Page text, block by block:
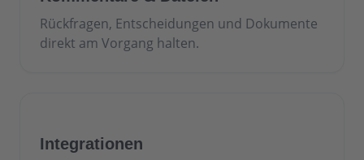
Rückfragen, Entscheidungen und Dokumente
direkt am Vorgang halten.
Integrationen